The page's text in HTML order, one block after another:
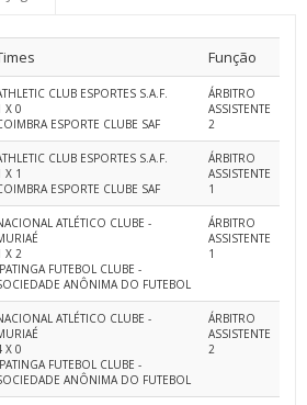
Função
CLUB ESPORTES S.A.F.
X 0
ESPORTE CLUBE SAF
ÁRBITRO
ASSISTENTE
2
CLUB ESPORTES S.A.F.
X 1
ESPORTE CLUBE SAF
ÁRBITRO
ASSISTENTE
1
ATLÉTICO CLUBE -
X 2
FUTEBOL CLUBE -
ANÔNIMA DO FUTEBOL
ÁRBITRO
ASSISTENTE
1
ATLÉTICO CLUBE -
X 0
FUTEBOL CLUBE -
ANÔNIMA DO FUTEBOL
ÁRBITRO
ASSISTENTE
2